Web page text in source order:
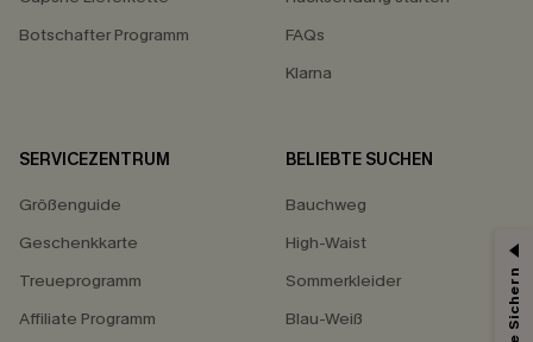
Botschafter Programm
FAQs
Klarna
SERVICEZENTRUM
Größenguide
Geschenkkarte
Treueprogramm
Affiliate Programm
BELIEBTE SUCHEN
Bauchweg
High-Waist
Sommerkleider
Blau-Weiß